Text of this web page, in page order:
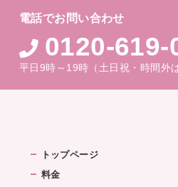
電話でお問い合わせ
0120-619-
平日9時～19時（土日祝・時間外
トップページ
料金